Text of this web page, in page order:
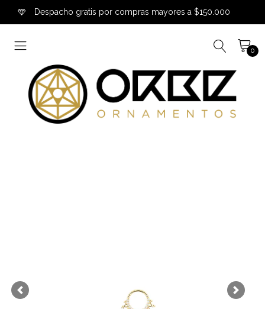
Despacho gratis por compras mayores a $150.000
0
Previous Next